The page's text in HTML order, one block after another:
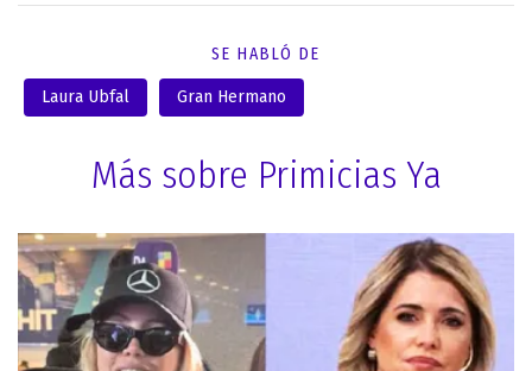
SE HABLÓ DE
Laura Ubfal Gran Hermano
Más sobre Primicias Ya